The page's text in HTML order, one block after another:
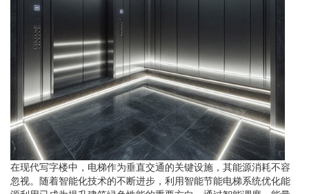
在现代写字楼中，电梯作为垂直交通的关键设施，其能源消耗不容
忽视。随着智能化技术的不断进步，利用智能节能电梯系统优化能